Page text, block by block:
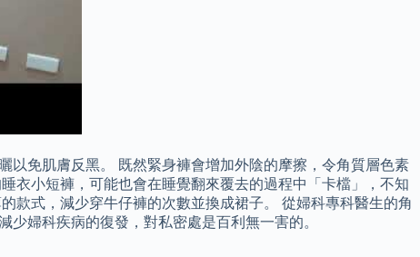
以免肌膚反黑。 既然緊身褲會增加外陰的摩擦，令角質層色素
衣小短褲，可能也會在睡覺翻來覆去的過程中「卡檔」，不知
款式，減少穿牛仔褲的次數並換成裙子。 從婦科專科醫生的角
婦科疾病的復發，對私密處是百利無一害的。